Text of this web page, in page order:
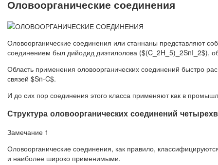
Оловоорганические соединения
Оловоорганические соединения или станнаны представляют
соединением был дийодид диэтилолова ($(C_2H_5)_2SnI_2$),
Область применения оловоорганических соединений быстро
связей $Sn-C$.
И до сих пор соединения этого класса применяют как в
Структура оловоорганических соединений
Замечание 1
Оловоорганические соединения, как правило,
и наиболее широко применимыми.